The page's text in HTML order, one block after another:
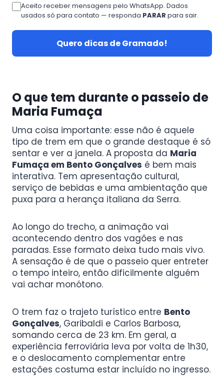
Aceito receber mensagens pelo WhatsApp. Dados
usados só para contato — responda PARAR para sair.
Quero dicas de Gramado!
O que tem durante o passeio de
Maria Fumaça
Uma coisa importante: esse não é aquele
tipo de trem em que o grande destaque é só
sentar e ver a janela. A proposta da Maria
Fumaça em Bento Gonçalves é bem mais
interativa. Tem apresentação cultural,
serviço de bebidas e uma ambientação que
puxa para a herança italiana da Serra.
Ao longo do trecho, a animação vai
acontecendo dentro dos vagões e nas
paradas. Esse formato deixa tudo mais vivo.
A sensação é de que o passeio quer entreter
o tempo inteiro, então dificilmente alguém
vai achar monótono.
O trem faz o trajeto turístico entre Bento
Gonçalves, Garibaldi e Carlos Barbosa,
somando cerca de 23 km. Em geral, a
experiência ferroviária leva por volta de 1h30,
e o deslocamento complementar entre
estações costuma estar incluído no ingresso.